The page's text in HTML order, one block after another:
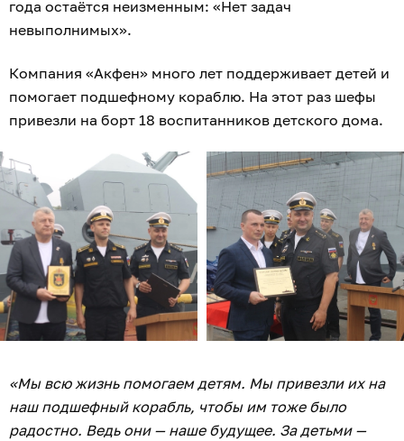
года остаётся неизменным: «Нет задач
невыполнимых».
Компания «Акфен» много лет поддерживает детей и
помогает подшефному кораблю. На этот раз шефы
привезли на борт 18 воспитанников детского дома.
«Мы всю жизнь помогаем детям. Мы привезли их на
наш подшефный корабль, чтобы им тоже было
радостно. Ведь они — наше будущее. За детьми —